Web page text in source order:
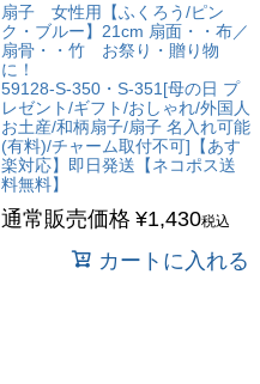
扇子 女性用【ふくろう/ピン
ク・ブルー】21cm 扇面・・布／
扇骨・・竹 お祭り・贈り物
に！
59128-S-350・S-351[母の日 プ
レゼント/ギフト/おしゃれ/外国人
お土産/和柄扇子/扇子 名入れ可能
(有料)/チャーム取付不可]【あす
楽対応】即日発送【ネコポス送
料無料】
通常販売価格 ¥1,430税込
カートに入れる